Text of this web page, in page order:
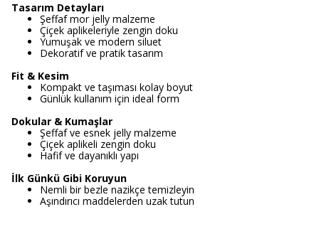
Tasarım Detayları
Şeffaf mor jelly malzeme
Çiçek aplikeleriyle zengin doku
Yumuşak ve modern siluet
Dekoratif ve pratik tasarım
Fit & Kesim
Kompakt ve taşıması kolay boyut
Günlük kullanım için ideal form
Dokular & Kumaşlar
Şeffaf ve esnek jelly malzeme
Çiçek aplikeli zengin doku
Hafif ve dayanıklı yapı
İlk Günkü Gibi Koruyun
Nemli bir bezle nazikçe temizleyin
Aşındırıcı maddelerden uzak tutun